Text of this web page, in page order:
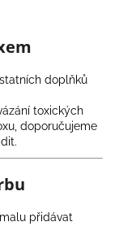
doplňků
toxických
doporučujeme
přidávat